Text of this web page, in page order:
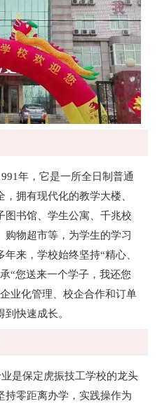
年，它是一所全日制普通
拥有现代化的教学大楼、
图书馆、学生公寓、千兆校
购物超市等，为学生的学习
来，学校始终坚持“精心、
“您送来一个学子，我还您
业化管理、校企合作和订单
快速成长。
是保定虎振技工学校的龙头
持零距离办学，实践操作为